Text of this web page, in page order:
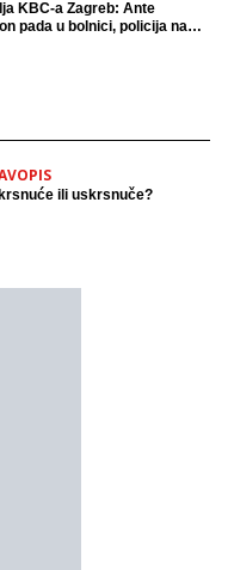
KBC-a Zagreb: Ante
pada u bolnici, policija na
ili uskrsnuče?